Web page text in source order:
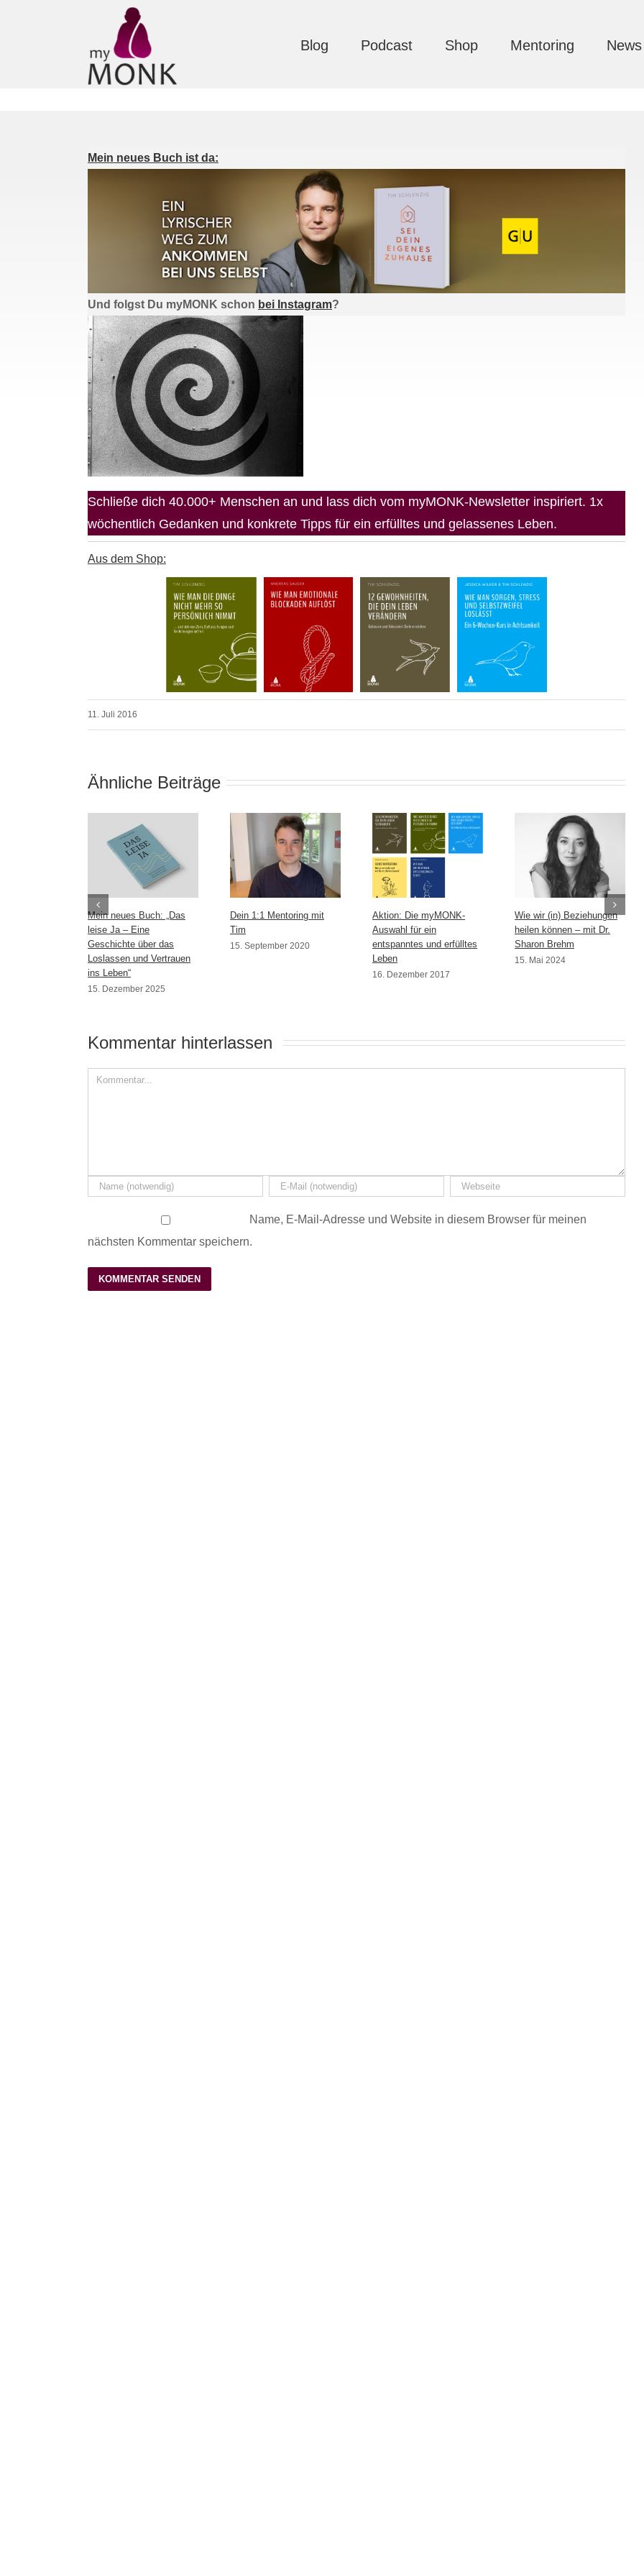
Blog Podcast Shop Mentoring News
Mein neues Buch ist da:
Und folgst Du myMONK schon bei Instagram?
Schließe dich 40.000+ Menschen an und lass dich vom myMONK-Newsletter inspiriert. 1x
wöchentlich Gedanken und konkrete Tipps für ein erfülltes und gelassenes Leben.
Aus dem Shop:
11. Juli 2016
Ähnliche Beiträge
Mein neues Buch: „Das
leise Ja – Eine
Geschichte über das
Loslassen und Vertrauen
ins Leben“
15. Dezember 2025
Dein 1:1 Mentoring mit
Tim
15. September 2020
Aktion: Die myMONK-
Auswahl für ein
entspanntes und erfülltes
Leben
16. Dezember 2017
Wie wir (in) Beziehungen
heilen können – mit Dr.
Sharon Brehm
15. Mai 2024
Kommentar hinterlassen
Name, E-Mail-Adresse und Website in diesem Browser für meinen
nächsten Kommentar speichern.